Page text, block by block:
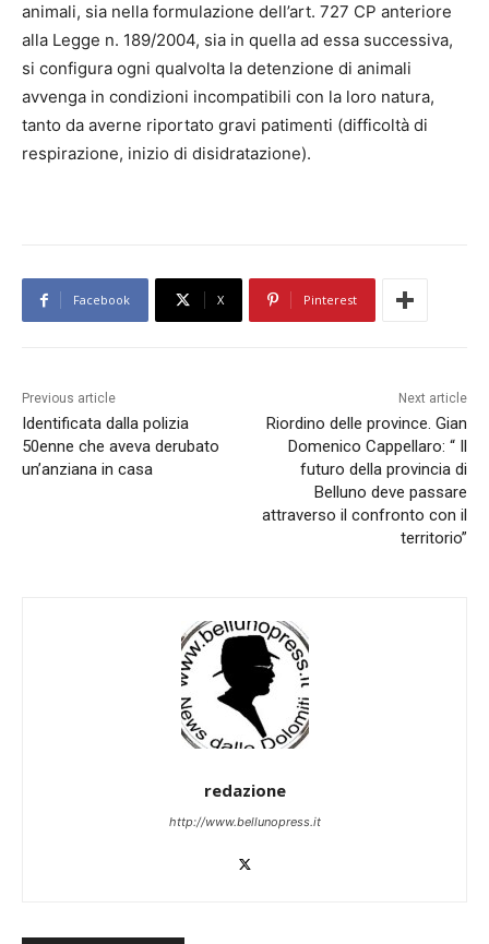
animali, sia nella formulazione dell’art. 727 CP anteriore
alla Legge n. 189/2004, sia in quella ad essa successiva,
si configura ogni qualvolta la detenzione di animali
avvenga in condizioni incompatibili con la loro natura,
tanto da averne riportato gravi patimenti (difficoltà di
respirazione, inizio di disidratazione).
Facebook X Pinterest
Previous article
Identificata dalla polizia
50enne che aveva derubato
un’anziana in casa
Next article
Riordino delle province. Gian
Domenico Cappellaro: “ Il
futuro della provincia di
Belluno deve passare
attraverso il confronto con il
territorio”
redazione
http://www.bellunopress.it